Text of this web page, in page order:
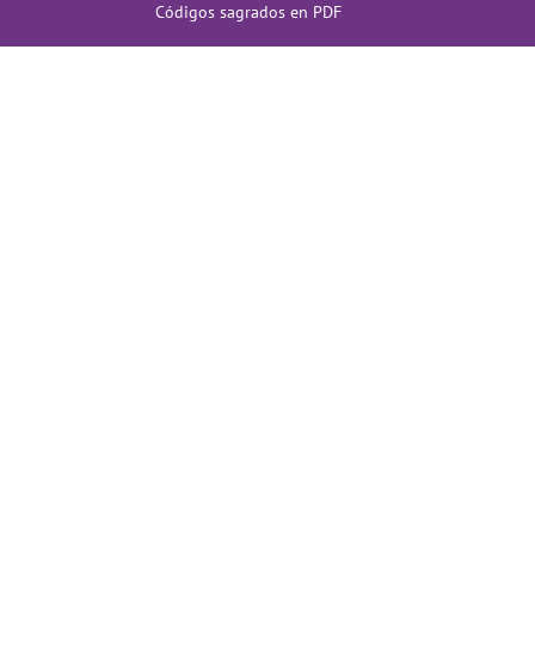
Códigos sagrados en PDF